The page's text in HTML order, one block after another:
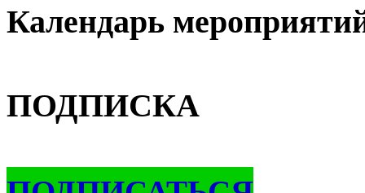
Календарь
ПОДПИСКА